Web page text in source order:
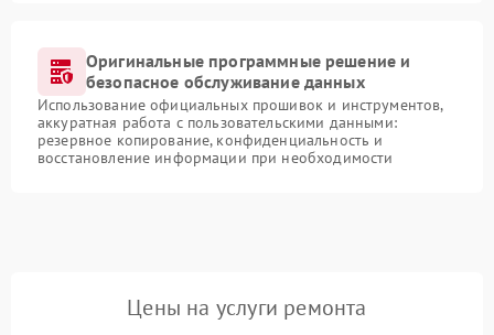
Оригинальные программные решение и
безопасное обслуживание данных
Использование официальных прошивок и инструментов,
аккуратная работа с пользовательскими данными:
резервное копирование, конфиденциальность и
восстановление информации при необходимости
Цены на услуги ремонта